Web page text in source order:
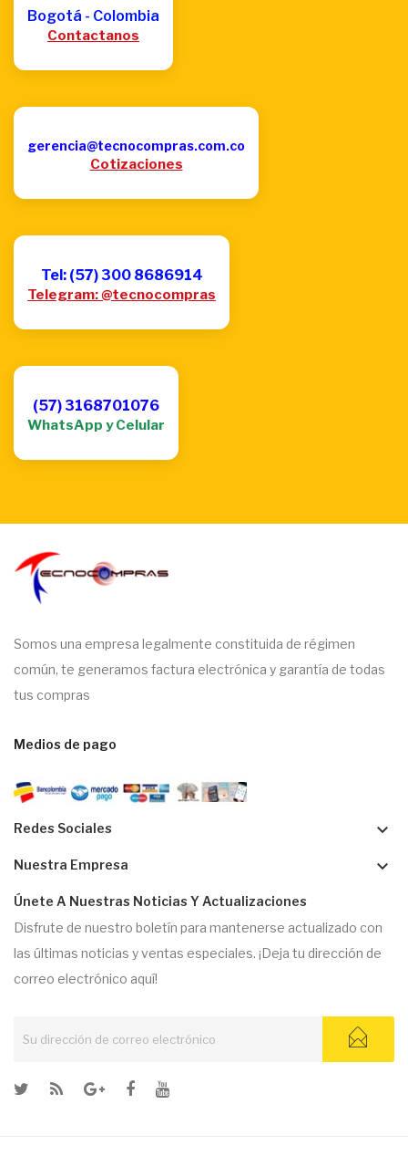
Bogotá - Colombia
Contactanos
gerencia@tecnocompras.com.co
Cotizaciones
Tel: (57) 300 8686914
Telegram: @tecnocompras
(57) 3168701076
WhatsApp y Celular
Somos una empresa legalmente constituida de régimen
común, te generamos factura electrónica y garantía de todas
tus compras
Medios de pago
Redes Sociales keyboard_arrow_down
Nuestra Empresa keyboard_arrow_down
Únete A Nuestras Noticias Y Actualizaciones
Disfrute de nuestro boletín para mantenerse actualizado con
las últimas noticias y ventas especiales. ¡Deja tu dirección de
correo electrónico aquí!